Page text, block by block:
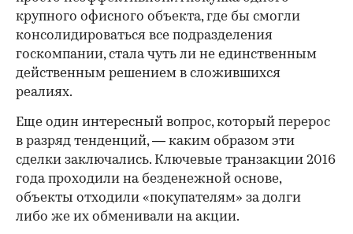
крупного офисного объекта, где бы смогли
консолидироваться все подразделения
госкомпании, стала чуть ли не единственным
действенным решением в сложившихся
реалиях.
Еще один интересный вопрос, который перерос
в разряд тенденций, — каким образом эти
сделки заключались. Ключевые транзакции 2016
года проходили на безденежной основе,
объекты отходили «покупателям» за долги
либо же их обменивали на акции.